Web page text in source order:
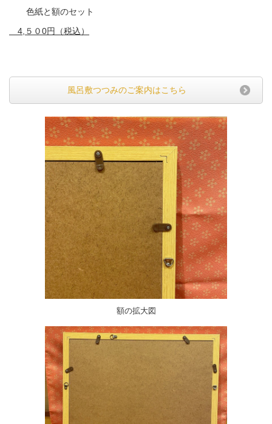
色紙と額のセット
4,５０0円（税込）
風呂敷つつみのご案内はこちら
額の拡大図